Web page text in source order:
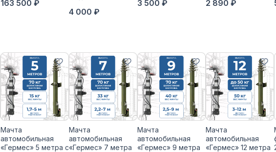
163 500 ₽
4 000 ₽
3 500 ₽ 2 890 ₽
Мачта
автомобильная
«Гермес» 5 метра с
Мачта
автомобильная
«Гермес» 7 метра
Мачта
автомобильная
«Гермес» 9 метра
Мачта
автомобильная
«Гермес» 12 метра